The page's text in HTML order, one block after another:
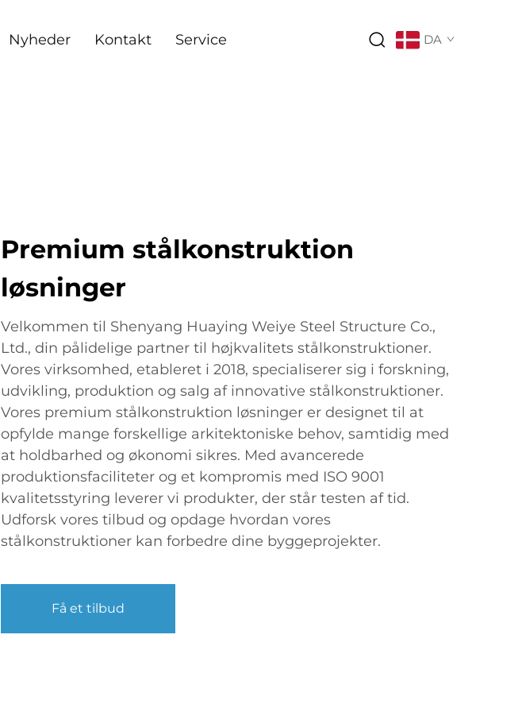
Nyheder Kontakt Service DA
Premium stålkonstruktion
løsninger
Velkommen til Shenyang Huaying Weiye Steel Structure Co.,
Ltd., din pålidelige partner til højkvalitets stålkonstruktioner.
Vores virksomhed, etableret i 2018, specialiserer sig i forskning,
udvikling, produktion og salg af innovative stålkonstruktioner.
Vores premium stålkonstruktion løsninger er designet til at
opfylde mange forskellige arkitektoniske behov, samtidig med
at holdbarhed og økonomi sikres. Med avancerede
produktionsfaciliteter og et kompromis med ISO 9001
kvalitetsstyring leverer vi produkter, der står testen af tid.
Udforsk vores tilbud og opdage hvordan vores
stålkonstruktioner kan forbedre dine byggeprojekter.
Få et tilbud